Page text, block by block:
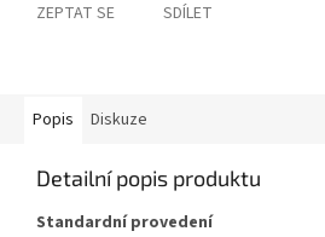
ZEPTAT SE SDÍLET
Popis Diskuze
Detailní popis produktu
Standardní provedení